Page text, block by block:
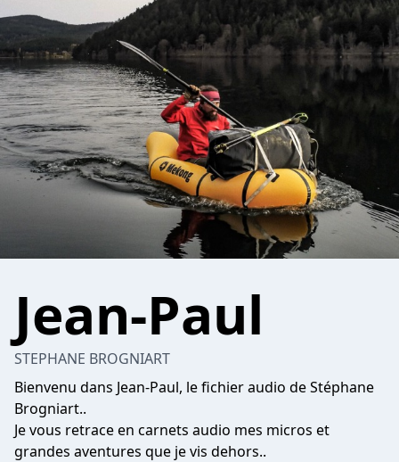
Jean-Paul
STEPHANE BROGNIART
Bienvenu dans Jean-Paul, le fichier audio de Stéphane
Brogniart..
Je vous retrace en carnets audio mes micros et
grandes aventures que je vis dehors..